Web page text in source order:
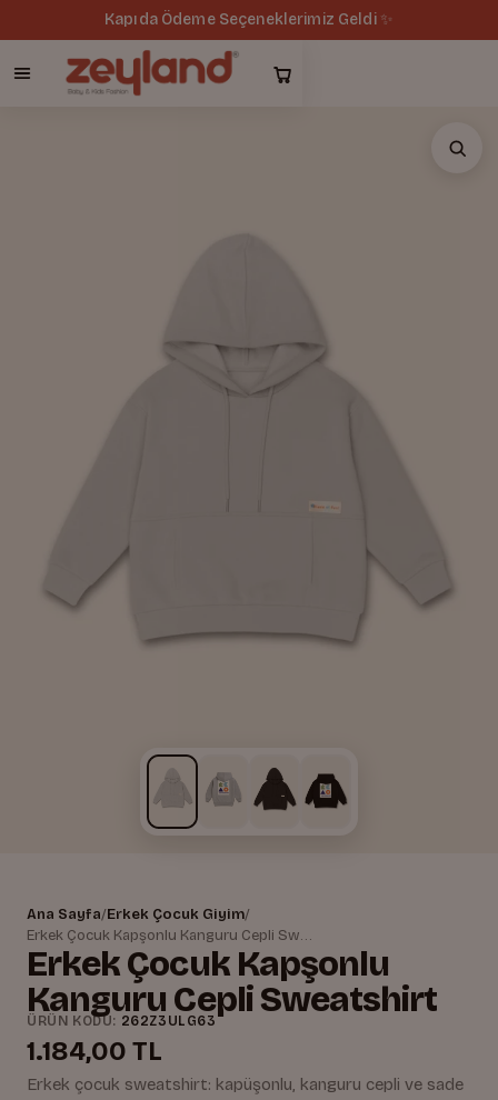
Kapıda Ödeme Seçeneklerimiz Geldi ✨
Ana Sayfa/Erkek Çocuk Giyim/
Erkek Çocuk Kapşonlu Kanguru Cepli Sweatshirt
Erkek Çocuk Kapşonlu
Kanguru Cepli Sweatshirt
ÜRÜN KODU: 262Z3ULG63
1.184,00 TL
Erkek çocuk sweatshirt: kapüşonlu, kanguru cepli ve sade